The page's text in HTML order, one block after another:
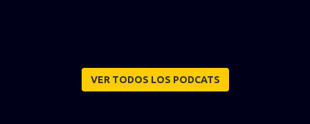
VER TODOS LOS PODCATS